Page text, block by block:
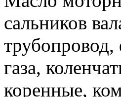
сальников
газа,
коренные,